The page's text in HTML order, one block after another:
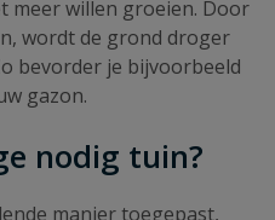
meer willen groeien. Door
wordt de grond droger
bevorder je bijvoorbeeld
gazon.
nodig tuin?
manier toegepast,